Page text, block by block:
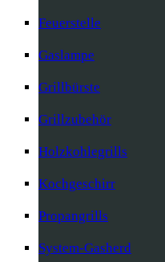
Feuerstelle
Gaslampe
Grillbürste
Grillzubehör
Holzkohlegrills
Kochgeschirr
Propangrills
System-Gasherd